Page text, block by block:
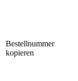
Bestellnummer
kopieren